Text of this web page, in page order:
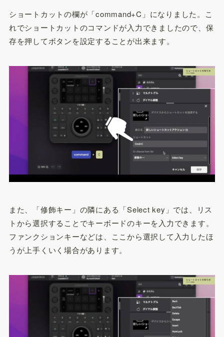
ショートカットの欄が「command+C」になりました。こ
れでショートカットのコマンドが入力できましたので、保
存を押してボタンを設定することが出来ます。
また、「修飾キー」の隣にある「Select key」では、リス
トから選択することでキーボードのキーを入力できます。
ファンクションキーなどは、ここから選択して入力したほ
うが上手くいく場合があります。